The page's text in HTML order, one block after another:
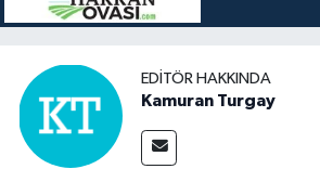
EDITÖR HAKKINDA
Kamuran Turgay